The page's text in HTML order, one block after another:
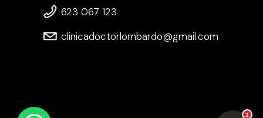
623 067 123
clinicadoctorlombardo@gmail.com
1